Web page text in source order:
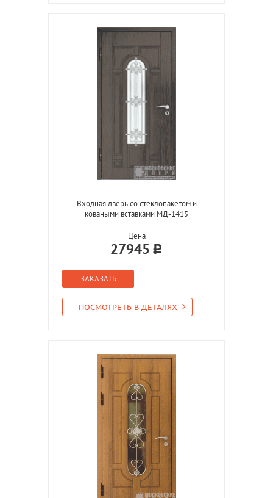
Входная дверь со стеклопакетом и
коваными вставками МД-1415
Цена
27945
ЗАКАЗАТЬ
ПОСМОТРЕТЬ В ДЕТАЛЯХ